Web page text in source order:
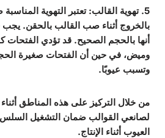
5. تهوية القالب
: تعتبر التهوية
بالخروج أثناء صب القالب بالحقن.
أنها بالحجم الصحيح. قد تؤدي الفتحات
وميض، في حين أن الفتحات صغيرة
وتسبب عيوبًا.
من خلال التركيز على هذه المناطق
لصانعي القوالب ضمان التشغيل
العيوب أثناء الإنتاج.